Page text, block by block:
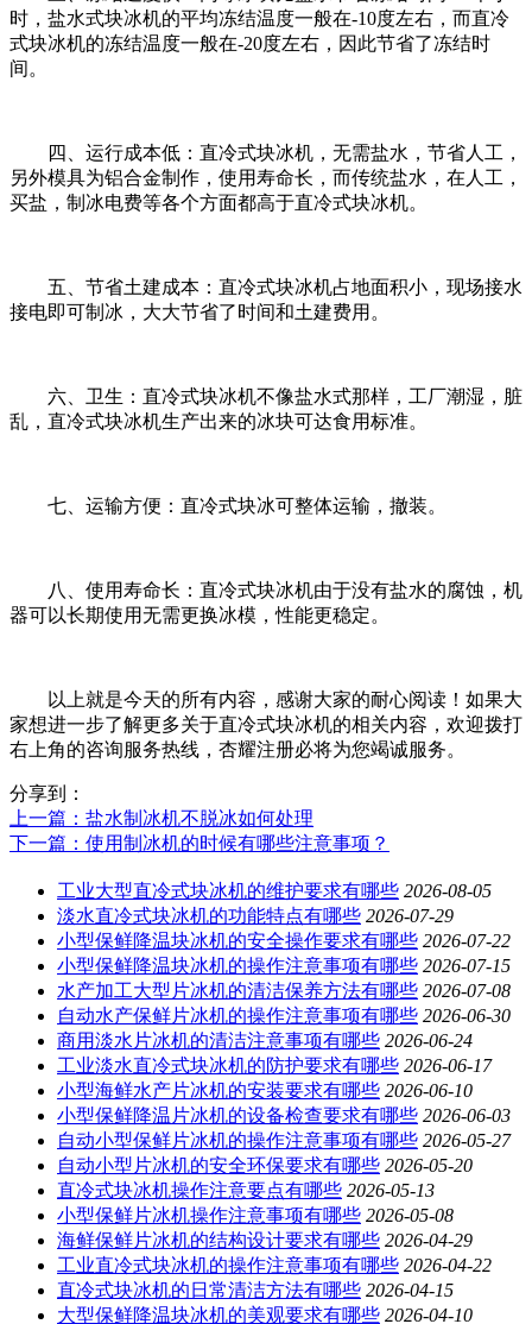
时，盐水式块冰机的平均冻结温度一般在-10度左右，而直冷
式块冰机的冻结温度一般在-20度左右，因此节省了冻结时
间。
四、运行成本低：直冷式块冰机，无需盐水，节省人工，
另外模具为铝合金制作，使用寿命长，而传统盐水，在人工，
买盐，制冰电费等各个方面都高于直冷式块冰机。
五、节省土建成本：直冷式块冰机占地面积小，现场接水
接电即可制冰，大大节省了时间和土建费用。
六、卫生：直冷式块冰机不像盐水式那样，工厂潮湿，脏
乱，直冷式块冰机生产出来的冰块可达食用标准。
七、运输方便：直冷式块冰可整体运输，撤装。
八、使用寿命长：直冷式块冰机由于没有盐水的腐蚀，机
器可以长期使用无需更换冰模，性能更稳定。
以上就是今天的所有内容，感谢大家的耐心阅读！如果大
家想进一步了解更多关于直冷式块冰机的相关内容，欢迎拨打
右上角的咨询服务热线，杏耀注册必将为您竭诚服务。
分享到：
上一篇 ：盐水制冰机不脱冰如何处理
下一篇 ：使用制冰机的时候有哪些注意事项？
工业大型直冷式块冰机的维护要求有哪些 2026-08-05
淡水直冷式块冰机的功能特点有哪些 2026-07-29
小型保鲜降温块冰机的安全操作要求有哪些 2026-07-22
小型保鲜降温块冰机的操作注意事项有哪些 2026-07-15
水产加工大型片冰机的清洁保养方法有哪些 2026-07-08
自动水产保鲜片冰机的操作注意事项有哪些 2026-06-30
商用淡水片冰机的清洁注意事项有哪些 2026-06-24
工业淡水直冷式块冰机的防护要求有哪些 2026-06-17
小型海鲜水产片冰机的安装要求有哪些 2026-06-10
小型保鲜降温片冰机的设备检查要求有哪些 2026-06-03
自动小型保鲜片冰机的操作注意事项有哪些 2026-05-27
自动小型片冰机的安全环保要求有哪些 2026-05-20
直冷式块冰机操作注意要点有哪些 2026-05-13
小型保鲜片冰机操作注意事项有哪些 2026-05-08
海鲜保鲜片冰机的结构设计要求有哪些 2026-04-29
工业直冷式块冰机的操作注意事项有哪些 2026-04-22
直冷式块冰机的日常清洁方法有哪些 2026-04-15
大型保鲜降温块冰机的美观要求有哪些 2026-04-10